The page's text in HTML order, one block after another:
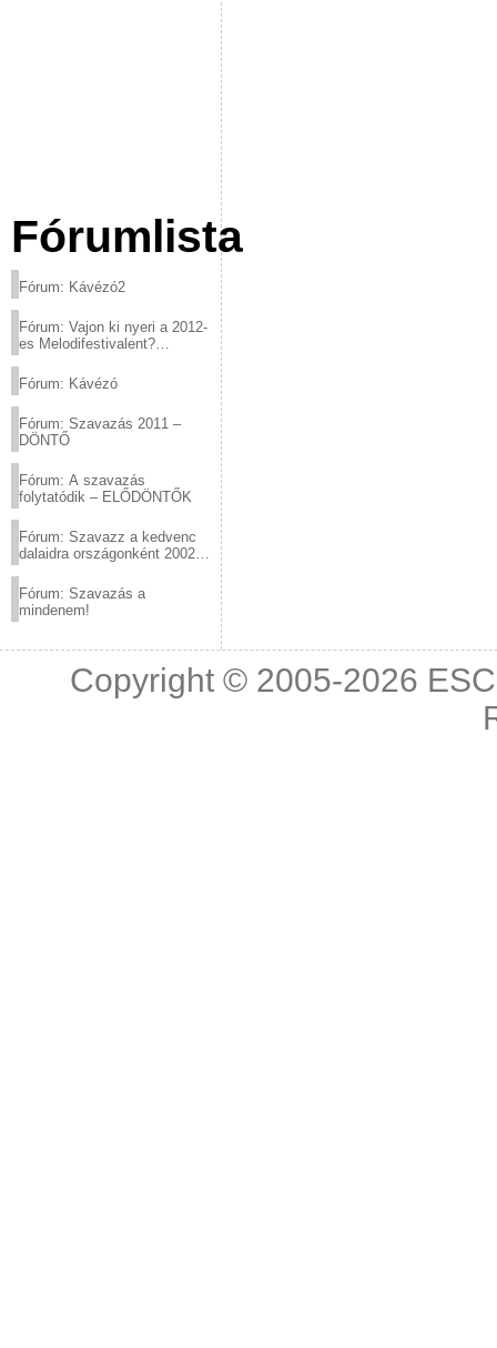
Fórumlista
Fórum: Kávézó2
Fórum: Vajon ki nyeri a 2012-
es Melodifestivalent?
Fórum: Kávézó
Fórum: Szavazás 2011 –
DÖNTŐ
Fórum: A szavazás
folytatódik – ELŐDÖNTŐK
Fórum: Szavazz a kedvenc
dalaidra országonként 2002
Fórum: Szavazás a
mindenem!
Copyright © 2005-2026